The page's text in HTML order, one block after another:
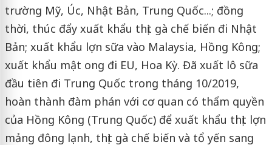
trường Mỹ, Úc, Nhật Bản, Trung Quốc...; đồng
thời, thúc đẩy xuất khẩu thịt gà chế biến đi Nhật
Bản; xuất khẩu lợn sữa vào Malaysia, Hồng Kông;
xuất khẩu mật ong đi EU, Hoa Kỳ. Đã xuất lô sữa
đầu tiên đi Trung Quốc trong tháng 10/2019,
hoàn thành đàm phán với cơ quan có thẩm quyền
của Hồng Kông (Trung Quốc) để xuất khẩu thịt lợn
mảng đông lạnh, thịt gà chế biến và tổ yến sang